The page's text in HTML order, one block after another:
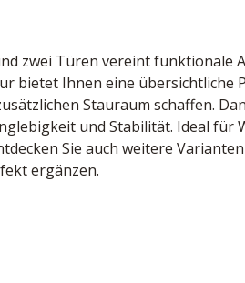
zwei Türen vereint funktionale
bietet Ihnen eine übersichtliche
Stauraum schaffen.
und Stabilität. Ideal für
Sie auch weitere
ergänzen.
2 Türen, 3 Böden, BHT ca.